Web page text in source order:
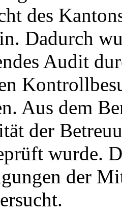
des
Dadurch
Audit
Aus dem
der
wurde.
der